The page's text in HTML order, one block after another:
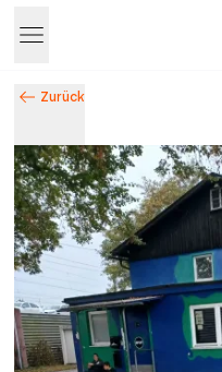
Zurück
Entdecke Ingolstadt –